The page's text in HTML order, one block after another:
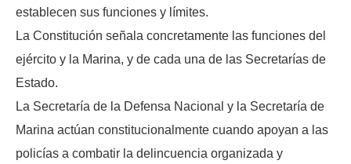
establecen sus funciones y límites.
La Constitución señala concretamente las funciones del
ejército y la Marina, y de cada una de las Secretarías de
Estado.
La Secretaría de la Defensa Nacional y la Secretaría de
Marina actúan constitucionalmente cuando apoyan a las
policías a combatir la delincuencia organizada y